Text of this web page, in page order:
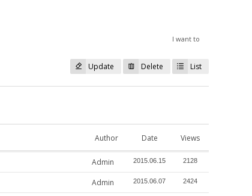
I want to
Update Delete List
Author Date Views
Admin 2015.06.15 2128
Admin 2015.06.07 2424